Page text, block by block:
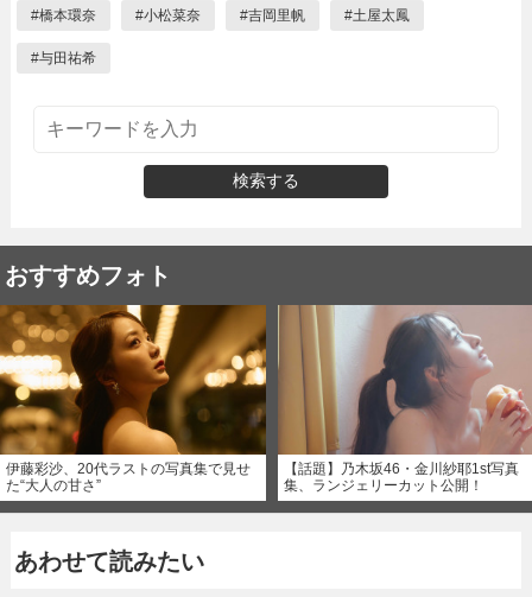
#橋本環奈 #小松菜奈 #吉岡里帆 #土屋太鳳
#与田祐希
検索する
おすすめフォト
伊藤彩沙、20代ラストの写真集で見せ
た“大人の甘さ”
【話題】乃木坂46・金川紗耶1st写真
集、ランジェリーカット公開！
あわせて読みたい